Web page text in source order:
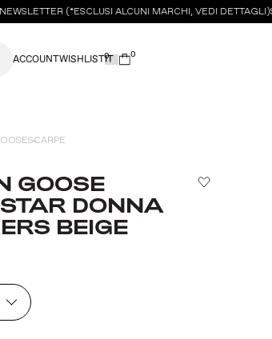
(*ESCLUSI ALCUNI MARCHI, VEDI DETTAGLI)
ACCOUNTWISHLIST0 0
SCARPE
GOOSE
DONNA
BEIGE